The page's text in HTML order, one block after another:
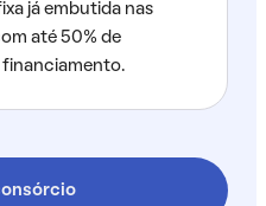
já embutida nas
até 50% de
financiamento.